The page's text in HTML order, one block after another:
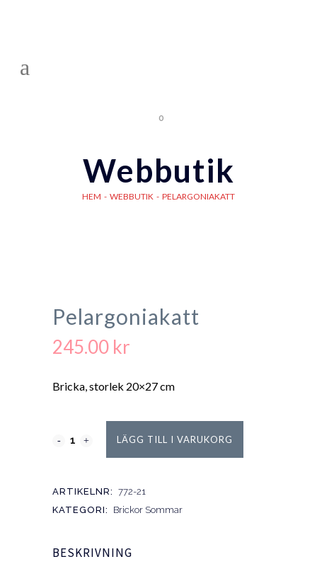
0
Webbutik
HEM - WEBBUTIK - PELARGONIAKATT
Pelargoniakatt
245.00 kr
Bricka, storlek 20×27 cm
LÄGG TILL I VARUKORG
ARTIKELNR: 772-21
KATEGORI:
Brickor Sommar
BESKRIVNING